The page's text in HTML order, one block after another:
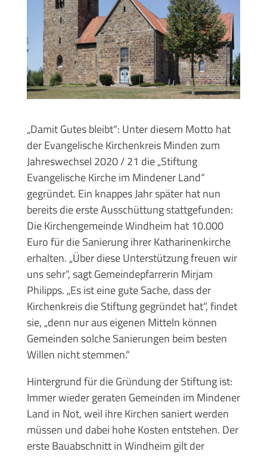
„Damit Gutes bleibt“: Unter diesem Motto hat
der Evangelische Kirchenkreis Minden zum
Jahreswechsel 2020 / 21 die „Stiftung
Evangelische Kirche im Mindener Land“
gegründet. Ein knappes Jahr später hat nun
bereits die erste Ausschüttung stattgefunden:
Die Kirchengemeinde Windheim hat 10.000
Euro für die Sanierung ihrer Katharinenkirche
erhalten. „Über diese Unterstützung freuen wir
uns sehr“, sagt Gemeindepfarrerin Mirjam
Philipps. „Es ist eine gute Sache, dass der
Kirchenkreis die Stiftung gegründet hat“, findet
sie, „denn nur aus eigenen Mitteln können
Gemeinden solche Sanierungen beim besten
Willen nicht stemmen.“
Hintergrund für die Gründung der Stiftung ist:
Immer wieder geraten Gemeinden im Mindener
Land in Not, weil ihre Kirchen saniert werden
müssen und dabei hohe Kosten entstehen. Der
erste Bauabschnitt in Windheim gilt der